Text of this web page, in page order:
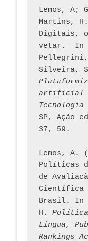
Lemos, A;
Martins,
Digitais,
vetar.  In
Pellegrini,
artificial e
Tecnologia
SP, Ação
37, 59.
Lemos, A.
Políticas
de
Científica
Brasil. In
H.
Língua,
Rankings